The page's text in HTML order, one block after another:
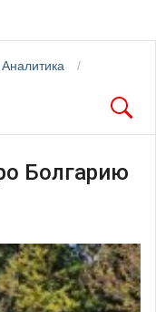
Болгарию